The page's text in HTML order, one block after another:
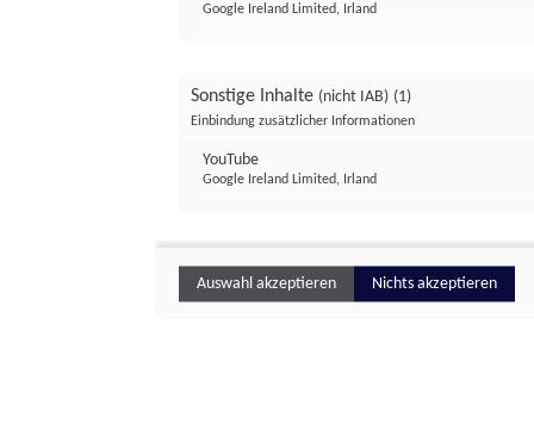
Google Ireland Limited, Irland
Sonstige Inhalte (nicht IAB) (1)
Einbindung zusätzlicher Informationen
YouTube
Google Ireland Limited, Irland
Auswahl akzeptieren Nichts akzeptieren